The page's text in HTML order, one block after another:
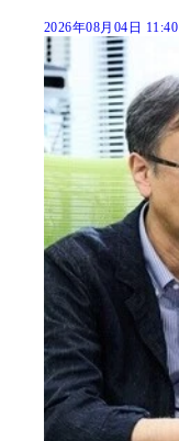
2026年08月04日 11:40